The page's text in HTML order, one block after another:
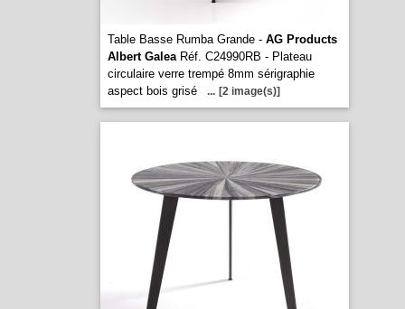
Table Basse Rumba Grande - AG Products
Albert GaleaRéf. C24990RB - Plateau
circulaire verre trempé 8mm sérigraphie
aspect bois grisé
... [2 image(s)]